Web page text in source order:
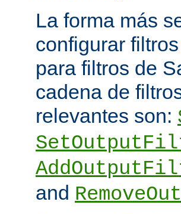
La forma más
configurar
para filtros de
cadena de
relevantes son:
and